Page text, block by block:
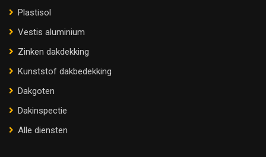
Plastisol
Vestis aluminium
Zinken dakdekking
Kunststof dakbedekking
Dakgoten
Dakinspectie
Alle diensten